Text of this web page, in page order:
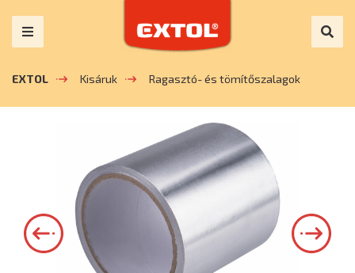
EXTOL Kisáruk Ragasztó- és tömítőszalagok